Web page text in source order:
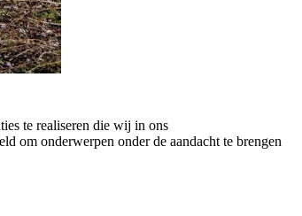
te realiseren die wij in ons
om onderwerpen onder de aandacht te brengen